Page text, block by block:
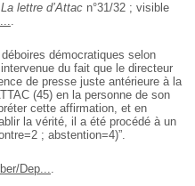
La lettre d’Attac n°31/32 ; visible
.
déboires démocratiques selon
du fait que le directeur
de presse juste antérieure à la
(45) en la personne de son
cette affirmation, et en
la vérité, il a été procédé à un
; abstention=4)”.
Dep....